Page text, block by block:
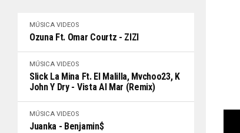
MÚSICA VIDEOS
Ozuna Ft. Omar Courtz - ZIZI
MÚSICA VIDEOS
Slick La Mina Ft. El Malilla, Mvchoo23, K
John Y Dry - Vista Al Mar (Remix)
MÚSICA VIDEOS
Juanka - Benjamin$